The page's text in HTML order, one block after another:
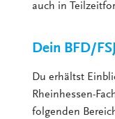
auch in
Dein BFD/
Du erhältst
Rheinhessen-
folgenden